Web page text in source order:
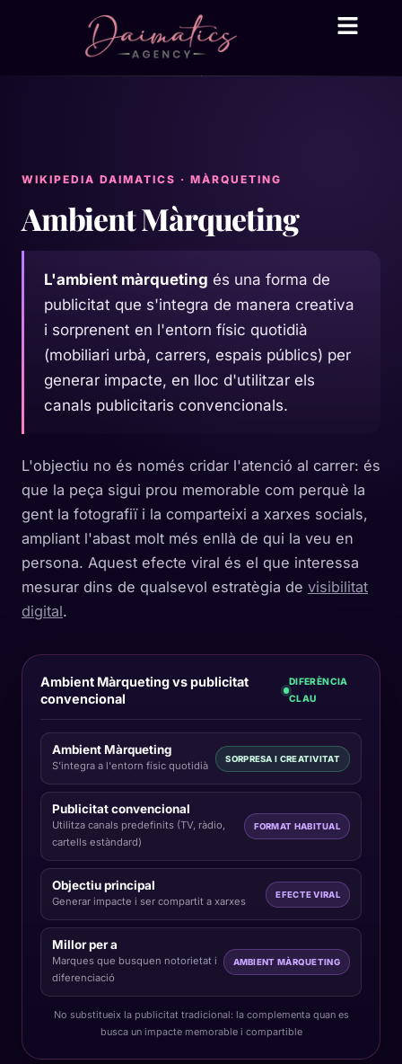
WIKIPEDIA DAIMATICS · MÀRQUETING
Ambient Màrqueting
L'ambient màrqueting és una forma de
publicitat que s'integra de manera creativa
i sorprenent en l'entorn físic quotidià
(mobiliari urbà, carrers, espais públics) per
generar impacte, en lloc d'utilitzar els
canals publicitaris convencionals.
L'objectiu no és només cridar l'atenció al carrer: és
que la peça sigui prou memorable com perquè la
gent la fotografiï i la comparteixi a xarxes socials,
ampliant l'abast molt més enllà de qui la veu en
persona. Aquest efecte viral és el que interessa
mesurar dins de qualsevol estratègia de visibilitat
digital.
Ambient Màrqueting vs publicitat
convencional
DIFERÈNCIA
CLAU
Ambient Màrqueting
S'integra a l'entorn físic quotidià
SORPRESA I CREATIVITAT
Publicitat convencional
Utilitza canals predefinits (TV, ràdio,
cartells estàndard)
FORMAT HABITUAL
Objectiu principal
Generar impacte i ser compartit a xarxes
EFECTE VIRAL
Millor per a
Marques que busquen notorietat i
diferenciació
AMBIENT MÀRQUETING
No substitueix la publicitat tradicional: la complementa quan es
busca un impacte memorable i compartible
Daima Business AI
● En línia